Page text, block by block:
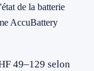
de la batterie
AccuBattery
49–129 selon